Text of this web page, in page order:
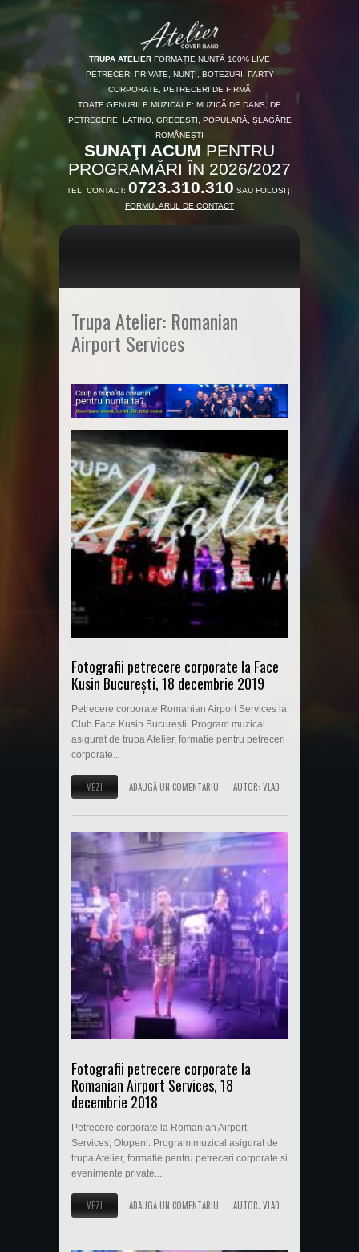
TRUPA ATELIER FORMAȚIE NUNTĂ 100% LIVE
PETRECERI PRIVATE, NUNŢI, BOTEZURI, PARTY
CORPORATE, PETRECERI DE FIRMĂ
TOATE GENURILE MUZICALE: MUZICĂ DE DANS, DE
PETRECERE, LATINO, GRECEȘTI, POPULARĂ, ȘLAGĂRE
ROMÂNEȘTI
SUNAŢI ACUM PENTRU
PROGRAMĂRI ÎN 2026/2027
TEL. CONTACT: 0723.310.310 SAU FOLOSIŢI
FORMULARUL DE CONTACT
Trupa Atelier: Romanian
Airport Services
Fotografii petrecere corporate la Face
Kusin București, 18 decembrie 2019
Petrecere corporate Romanian Airport Services la
Club Face Kusin București. Program muzical
asigurat de trupa Atelier, formatie pentru petreceri
corporate...
VEZI ADAUGĂ UN COMENTARIU AUTOR: VLAD
Fotografii petrecere corporate la
Romanian Airport Services, 18
decembrie 2018
Petrecere corporate la Romanian Airport
Services, Otopeni. Program muzical asigurat de
trupa Atelier, formatie pentru petreceri corporate si
evenimente private....
VEZI ADAUGĂ UN COMENTARIU AUTOR: VLAD